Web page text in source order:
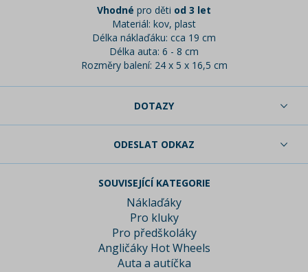
Vhodné pro děti od 3 let
Materiál: kov, plast
Délka náklaďáku: cca 19 cm
Délka auta: 6 - 8 cm
Rozměry balení: 24 x 5 x 16,5 cm
DOTAZY
ODESLAT ODKAZ
SOUVISEJÍCÍ KATEGORIE
Náklaďáky
Pro kluky
Pro předškoláky
Angličáky Hot Wheels
Auta a autíčka